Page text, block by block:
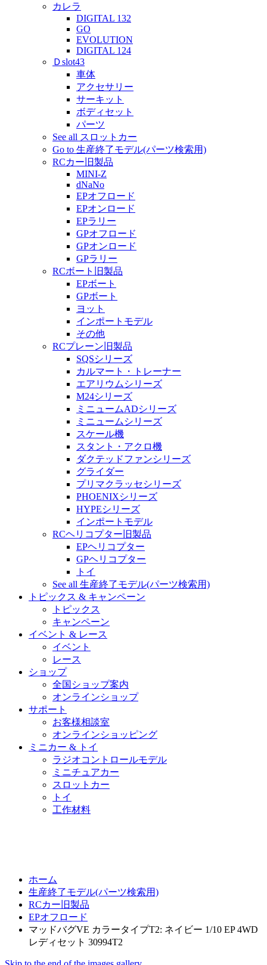
カレラ
DIGITAL 132
GO
EVOLUTION
DIGITAL 124
Ｄslot43
車体
アクセサリー
サーキット
ボディセット
パーツ
See all スロットカー
Go to 生産終了モデル(パーツ検索用)
RCカー旧製品
MINI-Z
dNaNo
EPオフロード
EPオンロード
EPラリー
GPオフロード
GPオンロード
GPラリー
RCボート旧製品
EPボート
GPボート
ヨット
インポートモデル
その他
RCプレーン旧製品
SQSシリーズ
カルマート・トレーナー
エアリウムシリーズ
M24シリーズ
ミニュームADシリーズ
ミニュームシリーズ
スケール機
スタント・アクロ機
ダクテッドファンシリーズ
グライダー
プリマクラッセシリーズ
PHOENIXシリーズ
HYPEシリーズ
インポートモデル
RCヘリコプター旧製品
EPヘリコプター
GPヘリコプター
トイ
See all 生産終了モデル(パーツ検索用)
トピックス & キャンペーン
トピックス
キャンペーン
イベント & レース
イベント
レース
ショップ
全国ショップ案内
オンラインショップ
サポート
お客様相談室
オンラインショッピング
ミニカー & トイ
ラジオコントロールモデル
ミニチュアカー
スロットカー
トイ
工作材料
ホーム
生産終了モデル(パーツ検索用)
RCカー旧製品
EPオフロード
マッドバグVE カラータイプT2: ネイビー 1/10 EP 4WD
レディセット 30994T2